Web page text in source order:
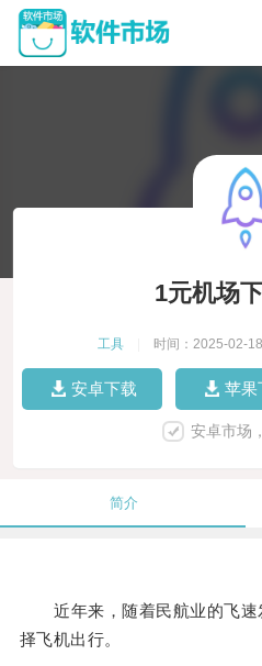
1元机场
工具 时间：2025-02-18
安卓下载 苹果
安卓市场
简介
近年来，随着民航业的飞速
择飞机出行。